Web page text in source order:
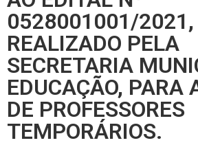
0528001001/2021,
REALIZADO PELA
SECRETARIA
EDUCAÇÃO, PARA
DE PROFESSORES
TEMPORÁRIOS.